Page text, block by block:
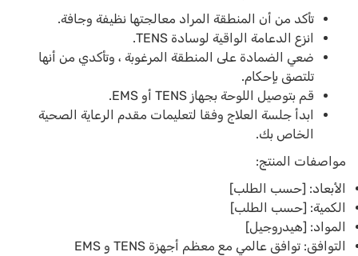
تأكد من أن المنطقة المراد معالجتها نظيفة وجافة.
انزع الدعامة الواقية لوسادة TENS.
ضعي الضمادة على المنطقة المرغوبة ، وتأكدي من أنها
تلتصق بإحكام.
قم بتوصيل اللوحة بجهاز TENS أو EMS.
ابدأ جلسة العلاج وفقا لتعليمات مقدم الرعاية الصحية
الخاص بك.
مواصفات المنتج:
الأبعاد: [حسب الطلب]
الكمية: [حسب الطلب]
المواد: [هيدروجيل]
التوافق: توافق عالمي مع معظم أجهزة TENS و EMS